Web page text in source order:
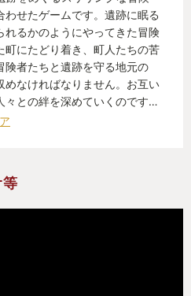
わせたゲームです。遺跡に眠る
れるかのようにやってきた冒険
町にたどり着き、町人たちの苦
険者たちと遺跡を守る地元の
めなければなりません。お互い
々との絆を深めていくのです…
等